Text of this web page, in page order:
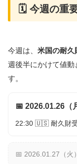
🗓 今週の重
今週は、 米国の耐久
週後半にかけて値
す。
📅 2026.01.26（
22:30 🇺🇸 耐久財受
📅 2026.01.27（火